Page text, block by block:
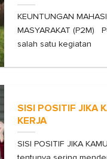
KEUNTUNGAN
MASYARAKAT (P2M)
salah satu kegiatan
SISI POSITIF JIKA
KERJA
SISI POSITIF JIKA